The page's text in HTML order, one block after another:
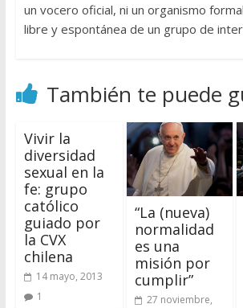
un vocero oficial, ni un organismo
libre y espontánea de un grupo de
También te puede
Vivir la
diversidad
sexual en la
fe: grupo
católico
guiado por
la CVX
chilena
14 mayo, 2013
1
“La (nueva)
normalidad
es una
misión por
cumplir”
27 noviembre,